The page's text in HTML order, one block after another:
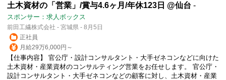
土木資材の「営業」/賞与4.6ヶ月/年休123日 @仙台 -
スポンサー：求人ボックス
前田工繊株式会社 - 宮城県 - 8月5日
正社員
月給29万6,000円～
【仕事内容】 官公庁・設計コンサルタント・大手ゼネコンなどに向けた
土木資材・産業資材のコンサルティング営業をお任せします。 官公庁・
設計コンサルタント・大手ゼネコンなどの顧客に対し、土木資材・産業